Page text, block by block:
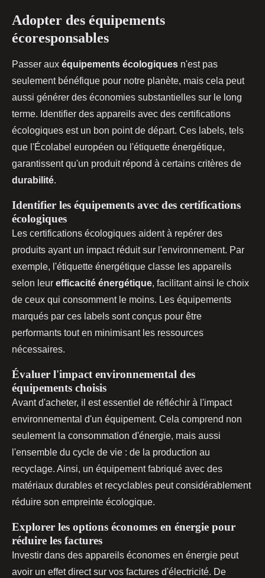
Adopter des équipements
écoresponsables
Passer aux équipements écologiques n'est pas
seulement bénéfique pour notre planète, mais cela peut
aussi générer des économies substantielles sur le long
terme. Identifier des appareils avec des certifications
écologiques est un bon point de départ. Ces labels, tels
que l'Écolabel européen ou l'étiquette énergétique,
garantissent qu'un produit répond à certains critères de
durabilité.
Identifier les équipements avec des certifications
écologiques
Les certifications écologiques aident à repérer des
produits ayant un impact réduit sur l'environnement. Par
exemple, l'étiquette énergétique classe les appareils
selon leur efficacité énergétique, facilitant ainsi le choix
de ceux qui consomment le moins. Les équipements
marqués par ces labels sont conçus pour être
performants tout en minimisant les ressources
nécessaires.
Évaluer l'impact environnemental des
équipements choisis
Avant d'acheter, il est essentiel de réfléchir à l'impact
environnemental d'un équipement. Cela comprend non
seulement la consommation d'énergie, mais aussi
l'ensemble du cycle de vie : de la production au
recyclage. Ainsi, un équipement fabriqué avec des
matériaux durables et recyclables peut considérablement
réduire son empreinte écologique.
Explorer les options économes en énergie pour
réduire les factures
Investir dans des appareils économes en énergie peut
avoir un effet direct sur vos factures d'électricité. De